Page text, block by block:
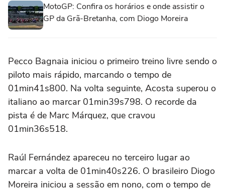
MotoGP: Confira os horários e onde assistir o
GP da Grã-Bretanha, com Diogo Moreira
Pecco Bagnaia iniciou o primeiro treino livre sendo o
piloto mais rápido, marcando o tempo de
01min41s800. Na volta seguinte, Acosta superou o
italiano ao marcar 01min39s798. O recorde da
pista é de Marc Márquez, que cravou
01min36s518.
Raúl Fernández apareceu no terceiro lugar ao
marcar a volta de 01min40s226. O brasileiro Diogo
Moreira iniciou a sessão em nono, com o tempo de